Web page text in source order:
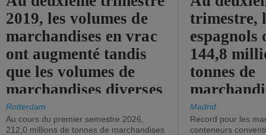
2019, les volumes de
marchandises en vrac
ont augmenté tandis
que les volumes de
marchandises diverses
ont diminué.
Rotterdam
Au cours du premier semestre 2026,
212,0 millions de tonnes de marchandises
trimestre,
144,8
tonnes de
(+2,9%).
Madrid
Record pour les
conteneurs